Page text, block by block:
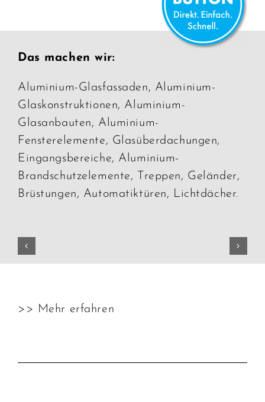
Das machen wir:
Aluminium-Glasfassaden, Aluminium-
Glaskonstruktionen, Aluminium-
Glasanbauten, Aluminium-
Fensterelemente, Glasüberdachungen,
Eingangsbereiche, Aluminium-
Brandschutzelemente, Treppen, Geländer,
Brüstungen, Automatiktüren, Lichtdächer.
>> Mehr erfahren